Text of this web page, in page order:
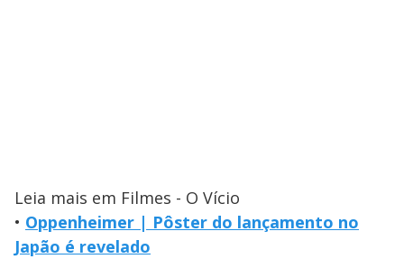
Leia mais em Filmes - O Vício
• Oppenheimer | Pôster do lançamento no
Japão é revelado